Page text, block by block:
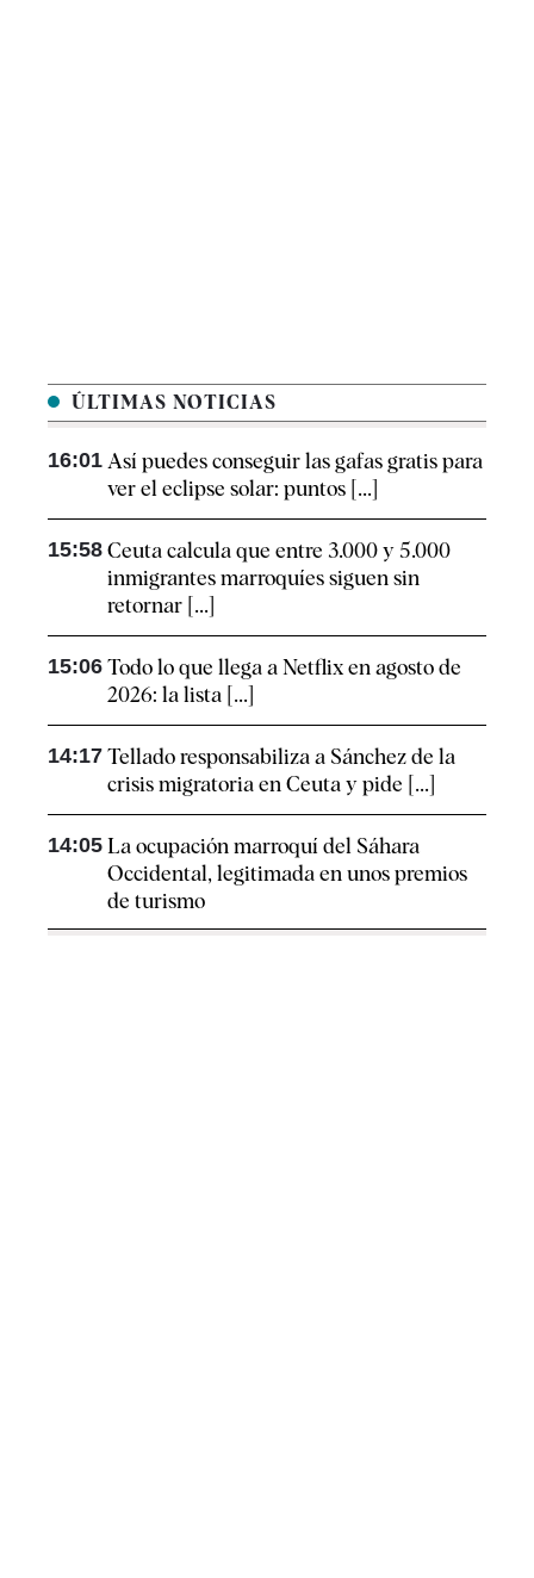
ÚLTIMAS NOTICIAS
16:01 Así puedes conseguir las gafas gratis para
ver el eclipse solar: puntos [...]
15:58 Ceuta calcula que entre 3.000 y 5.000
inmigrantes marroquíes siguen sin
retornar [...]
15:06 Todo lo que llega a Netflix en agosto de
2026: la lista [...]
14:17 Tellado responsabiliza a Sánchez de la
crisis migratoria en Ceuta y pide [...]
14:05 La ocupación marroquí del Sáhara
Occidental, legitimada en unos premios
de turismo